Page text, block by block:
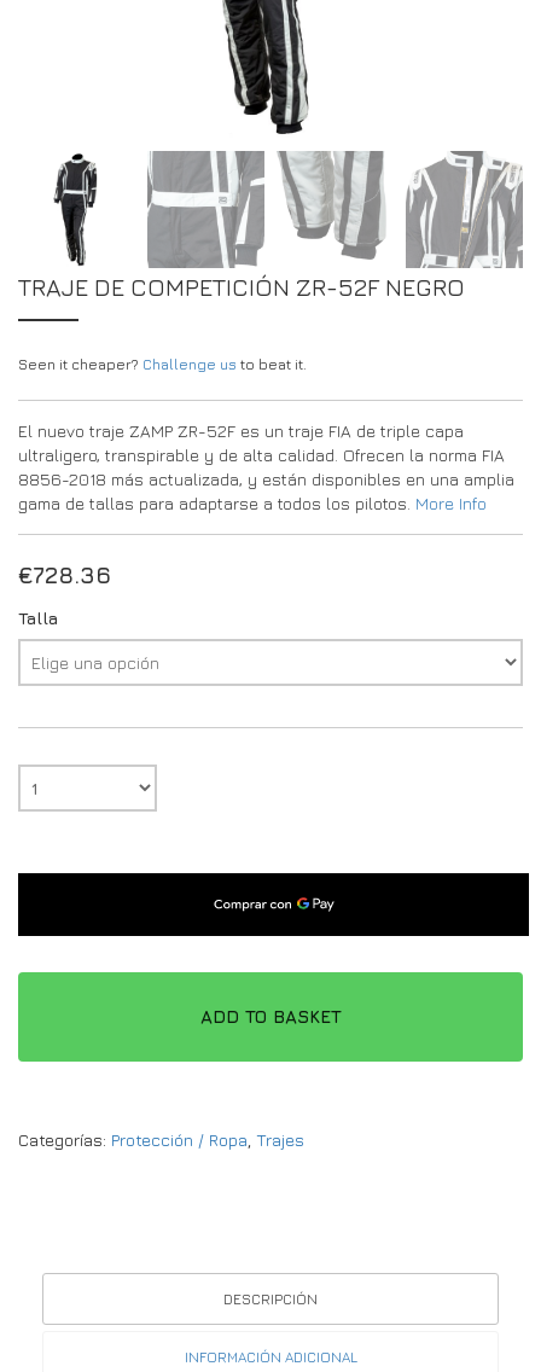
MI CUENTA
PÁGINA DE CONSULTA PARA DISTRIBUIDORES
FORMULARIO DE INSCRIPCIÓN DE EMBAJADORES
TRAJE DE COMPETICIÓN ZR-52F NEGRO
Seen it cheaper? Challenge us to beat it.
El nuevo traje ZAMP ZR-52F es un traje FIA de triple capa
ultraligero, transpirable y de alta calidad. Ofrecen la norma FIA
8856-2018 más actualizada, y están disponibles en una amplia
gama de tallas para adaptarse a todos los pilotos. More Info
€728.36
Talla
ADD TO BASKET
Categorías: Protección / Ropa Trajes
DESCRIPCIÓN
INFORMACIÓN ADICIONAL